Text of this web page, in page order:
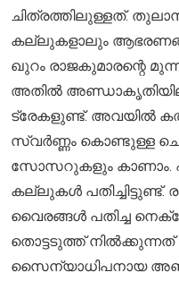
ചിത്രത്തിലുള്ളത്.
കല്ലുകളാലും
ഖുറം രാജകുമാരന്റെ
അതിൽ
ട്രേകളുണ്ട്. അവയിൽ
സ്വർണ്ണം കൊണ്ടുള്ള
സോസറുകളും കാണാം.
കല്ലുകൾ പതിച്ചിട്ടുണ്ട്.
വൈരങ്ങൾ പതിച്ച
തൊട്ടടുത്ത് നിൽക്കുന്നത്
സൈന്യാധിപനായ